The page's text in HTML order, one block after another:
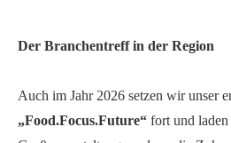
Der Branchentreff in der Region
Auch im Jahr 2026 setzen wir unser
„Food.Focus.Future“ fort und